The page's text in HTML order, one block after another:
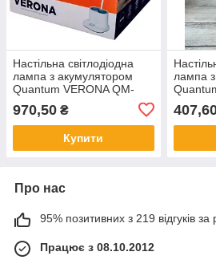
Настільна світлодіодна
лампа з акумулятором
Quantum VERONA QM-
TL1061 LED 3.5W 450lm
4100К USB 5V 5200mAh з
Power Bank
970,50 ₴
Купити
лампа
USB 5V
Про нас
95% позитивних з 219 відгуків за
Працює з 08.10.2012